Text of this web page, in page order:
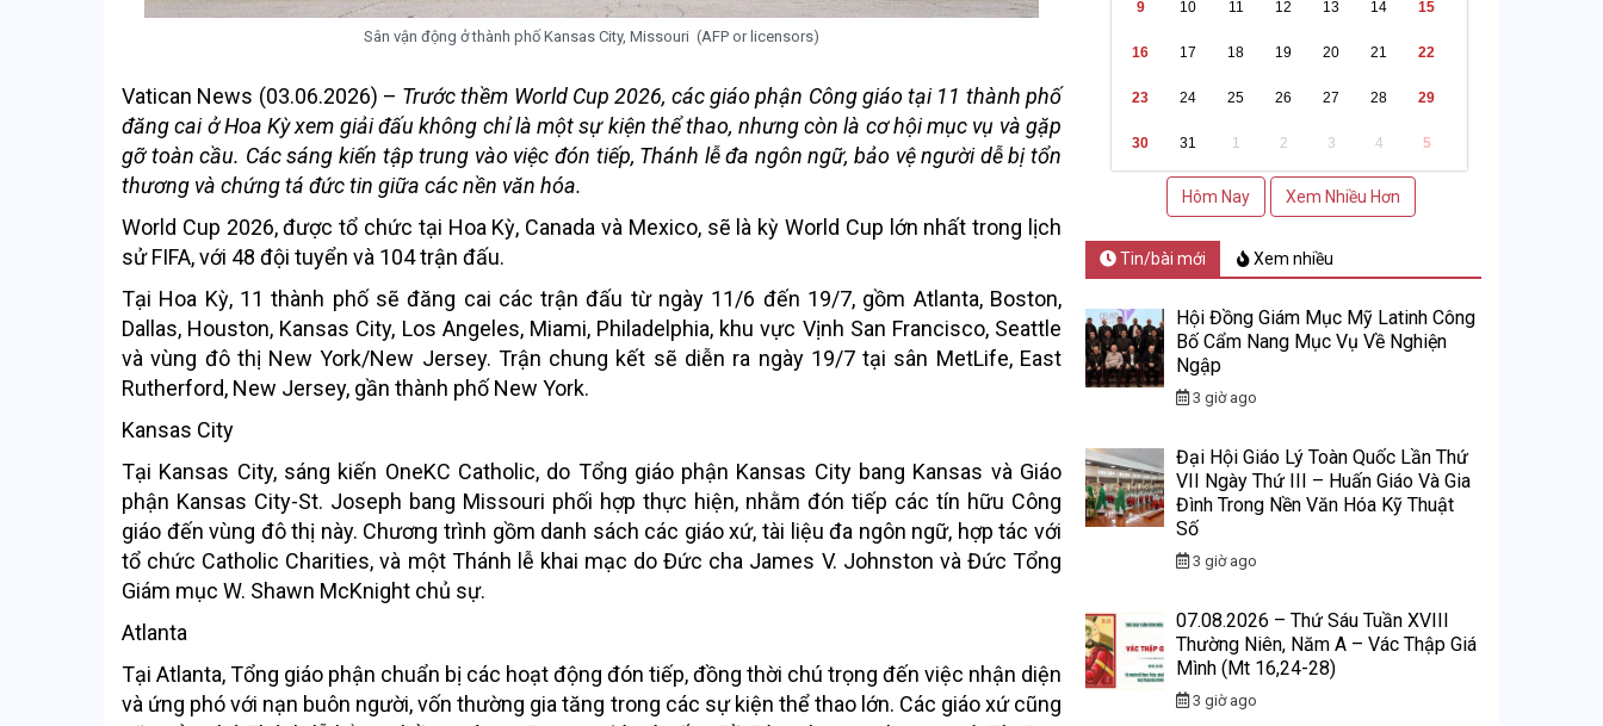
Sân vận động ở thành phố Kansas City, Missouri (AFP or licensors)
Vatican News (03.06.2026) – Trước thềm World Cup 2026, các giáo phận Công giáo tại 11 thành phố
đăng cai ở Hoa Kỳ xem giải đấu không chỉ là một sự kiện thể thao, nhưng còn là cơ hội mục vụ và gặp
gỡ toàn cầu. Các sáng kiến tập trung vào việc đón tiếp, Thánh lễ đa ngôn ngữ, bảo vệ người dễ bị tổn
thương và chứng tá đức tin giữa các nền văn hóa.
World Cup 2026, được tổ chức tại Hoa Kỳ, Canada và Mexico, sẽ là kỳ World Cup lớn nhất trong lịch
sử FIFA, với 48 đội tuyển và 104 trận đấu.
Tại Hoa Kỳ, 11 thành phố sẽ đăng cai các trận đấu từ ngày 11/6 đến 19/7, gồm Atlanta, Boston,
Dallas, Houston, Kansas City, Los Angeles, Miami, Philadelphia, khu vực Vịnh San Francisco, Seattle
và vùng đô thị New York/New Jersey. Trận chung kết sẽ diễn ra ngày 19/7 tại sân MetLife, East
Rutherford, New Jersey, gần thành phố New York.
Kansas City
Tại Kansas City, sáng kiến OneKC Catholic, do Tổng giáo phận Kansas City bang Kansas và Giáo
phận Kansas City-St. Joseph bang Missouri phối hợp thực hiện, nhằm đón tiếp các tín hữu Công
giáo đến vùng đô thị này. Chương trình gồm danh sách các giáo xứ, tài liệu đa ngôn ngữ, hợp tác với
tổ chức Catholic Charities, và một Thánh lễ khai mạc do Đức cha James V. Johnston và Đức Tổng
Giám mục W. Shawn McKnight chủ sự.
Atlanta
Tại Atlanta, Tổng giáo phận chuẩn bị các hoạt động đón tiếp, đồng thời chú trọng đến việc nhận diện
và ứng phó với nạn buôn người, vốn thường gia tăng trong các sự kiện thể thao lớn. Các giáo xứ cũng
9 10 11 12 13 14 15
16 17 18 19 20 21 22
23 24 25 26 27 28 29
30 31 1 2 3 4 5
Hôm Nay Xem Nhiều Hơn
Tin/bài mới Xem nhiều
Hội Đồng Giám Mục Mỹ Latinh Công
Bố Cẩm Nang Mục Vụ Về Nghiện
Ngập
3 giờ ago
Đại Hội Giáo Lý Toàn Quốc Lần Thứ
VII Ngày Thứ III – Huấn Giáo Và Gia
Đình Trong Nền Văn Hóa Kỹ Thuật
Số
3 giờ ago
07.08.2026 – Thứ Sáu Tuần XVIII
Thường Niên, Năm A – Vác Thập Giá
Mình (Mt 16,24-28)
3 giờ ago